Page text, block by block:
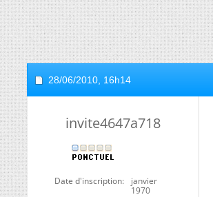
28/06/2010, 16h14
invite4647a718
Date d'inscription
janvier
1970